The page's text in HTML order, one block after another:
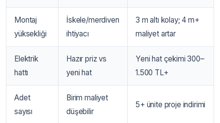
Montaj
yüksekliği
İskele/merdiven
ihtiyacı
3 m altı kolay; 4 m+
maliyet artar
Elektrik
hattı
Hazır priz vs
yeni hat
Yeni hat çekimi 300–
1.500 TL+
Adet
sayısı
Birim maliyet
düşebilir
5+ ünite proje indirimi